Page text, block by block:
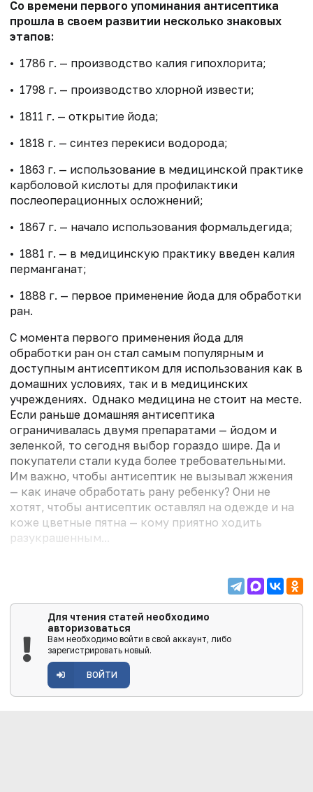
Со времени первого упоминания антисептика
прошла в своем развитии несколько знаковых
этапов:
• 1786 г. — производство калия гипохлорита;
• 1798 г. — производство хлорной извести;
• 1811 г. — открытие йода;
• 1818 г. — синтез перекиси водорода;
• 1863 г. — использование в медицинской практике
карболовой кислоты для профилактики
послеоперационных осложнений;
• 1867 г. — начало использования формальдегида;
• 1881 г. — в медицинскую практику введен калия
перманганат;
• 1888 г. — первое применение йода для обработки
ран.
С момента первого применения йода для
обработки ран он стал самым популярным и
доступным антисептиком для использования как в
домашних условиях, так и в медицинских
учреждениях. Однако медицина не стоит на месте.
Если раньше домашняя антисептика
ограничивалась двумя препаратами — йодом и
зеленкой, то сегодня выбор гораздо шире. Да и
покупатели стали куда более требовательными.
Им важно, чтобы антисептик не вызывал жжения
— как иначе обработать рану ребенку? Они не
хотят, чтобы антисептик оставлял на одежде и на
коже цветные пятна — кому приятно ходить
разукрашенным...
Для чтения статей необходимо
авторизоваться
Вам необходимо войти в свой аккаунт, либо
зарегистрировать новый.
ВОЙТИ